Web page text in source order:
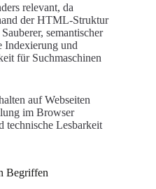
relevant, da
der HTML-Struktur
semantischer
und
für Suchmaschinen
auf Webseiten
im Browser
technische Lesbarkeit
Begriffen